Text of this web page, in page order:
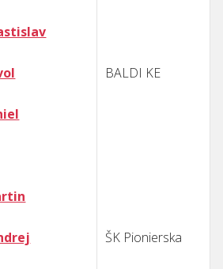
BALDI KE
ŠK Pionierska